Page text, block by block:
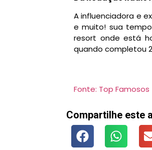
A influenciadora e
e muito! sua
resort onde está
quando completou
Fonte: Top Famosos
Compartilhe este